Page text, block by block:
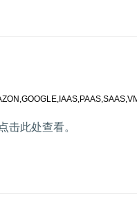
,GOOGLE, IAAS,PAAS,SAAS,
击此处查看。